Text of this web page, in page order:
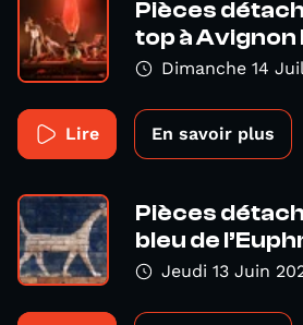
Pièces
top à Avignon
Dimanche 14
Lire En savoir plus
Pièces
bleu de
Jeudi 13 Juin